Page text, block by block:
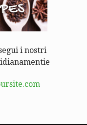
i nostri